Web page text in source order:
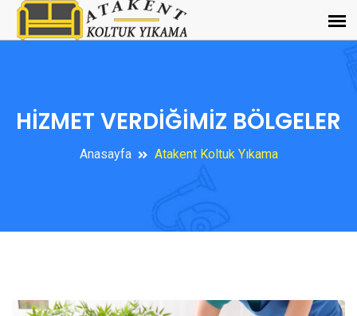
HİZMET VERDİĞİMİZ BÖLGELER
Anasayfa Atakent Koltuk Yıkama